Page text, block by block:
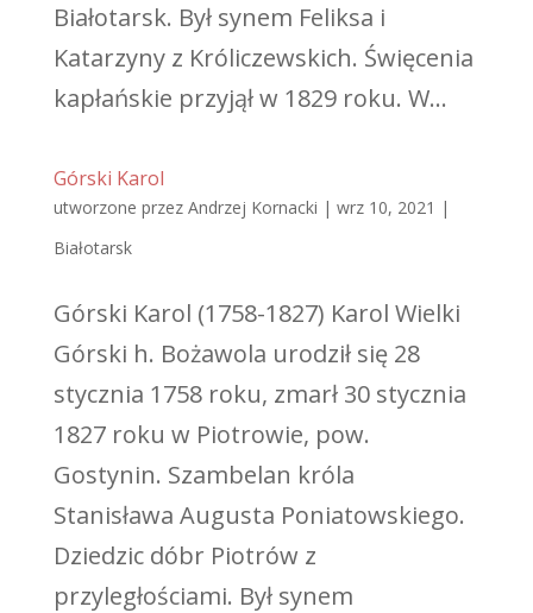
Białotarsk. Był synem Feliksa i
Katarzyny z Króliczewskich. Święcenia
kapłańskie przyjął w 1829 roku. W...
Górski Karol
utworzone przez Andrzej Kornacki | wrz 10, 2021 |
Białotarsk
Górski Karol (1758-1827) Karol Wielki
Górski h. Bożawola urodził się 28
stycznia 1758 roku, zmarł 30 stycznia
1827 roku w Piotrowie, pow.
Gostynin. Szambelan króla
Stanisława Augusta Poniatowskiego.
Dziedzic dóbr Piotrów z
przyległościami. Był synem